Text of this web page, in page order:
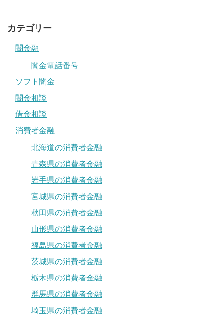
カテゴリー
闇金融
闇金電話番号
ソフト闇金
闇金相談
借金相談
消費者金融
北海道の消費者金融
青森県の消費者金融
岩手県の消費者金融
宮城県の消費者金融
秋田県の消費者金融
山形県の消費者金融
福島県の消費者金融
茨城県の消費者金融
栃木県の消費者金融
群馬県の消費者金融
埼玉県の消費者金融